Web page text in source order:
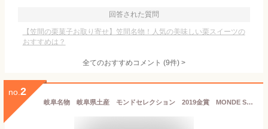
回答された質問
【笠間の栗菓子お取り寄せ】笠間名物！人気の美味しい栗スイーツの
おすすめは？
全てのおすすめコメント (9件) >
no. 2
岐阜名物 岐阜県土産 モンドセレクション 2019金賞 MONDE SELECTION 2019 GOLD AWARD 岐阜栗きんとんラングドシャ GIFU Kurikinton Langue de Chat 栗きんとん 10枚入り